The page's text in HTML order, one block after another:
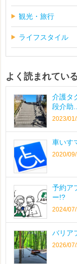
観光・旅行
ライフスタイル
よく読まれてい
介護タ
段介助...
2023/
車いす
2020/
予約ア
ー!?
2024/
バリア
2026/